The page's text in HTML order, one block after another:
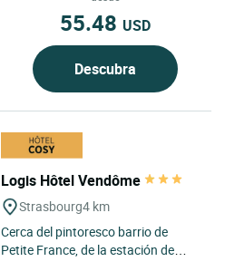
55.48 USD
Descubra
Logis Hôtel Vendôme
Strasbourg4 km
Cerca del pintoresco barrio de
Petite France, de la estación de